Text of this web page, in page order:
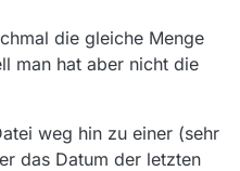
die gleiche Menge
man hat aber nicht die
weg hin zu einer (sehr
das Datum der letzten